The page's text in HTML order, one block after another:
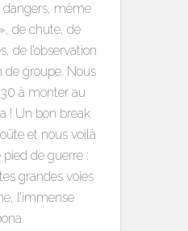
dangers, même
de chute, de
de l’observation
de groupe. Nous
à monter au
! Un bon break
et nous voilà
de guerre :
grandes voies
l’immense